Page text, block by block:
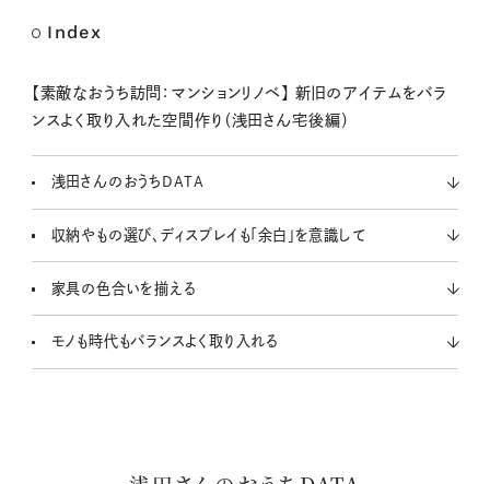
t
Index
【素敵なおうち訪問：マンションリノベ】 新旧のアイテムをバラ
ンスよく取り入れた空間作り（浅田さん宅後編）
浅田さんのおうちDATA
収納やもの選び、ディスプレイも「余白」を意識して
家具の色合いを揃える
モノも時代もバランスよく取り入れる